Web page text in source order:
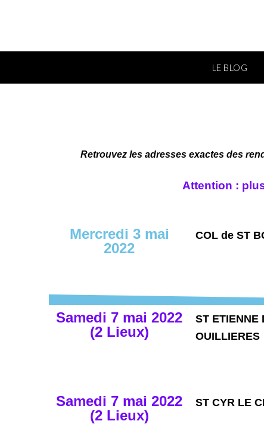
LE BLOG
Retrouvez les adresses exactes des
Attention :
Mercredi 3 mai
2022
COL de ST
Samedi 7 mai 2022
(2 Lieux)
ST ETIENNE
OUILLIERES
Samedi 7 mai 2022
(2 Lieux)
ST CYR LE